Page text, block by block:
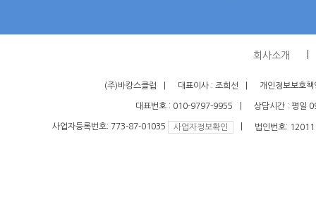
회사소개
(주)바캉스클럽 대표이사 : 조희선 개인정보보호
대표번호 : 010-9797-9955 상담시간 : 평일
사업자등록번호: 773-87-01035 사업자정보확인 법인번호: